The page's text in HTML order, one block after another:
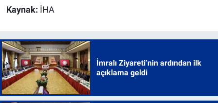
Kaynak: İHA
İmralı Ziyareti’nin ardından ilk
açıklama geldi